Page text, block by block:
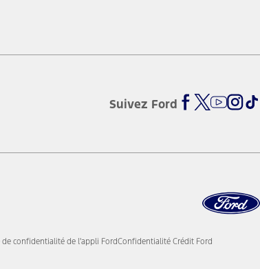
Suivez Ford
confidentialité de l'appli FordConfidentialité Crédit Ford